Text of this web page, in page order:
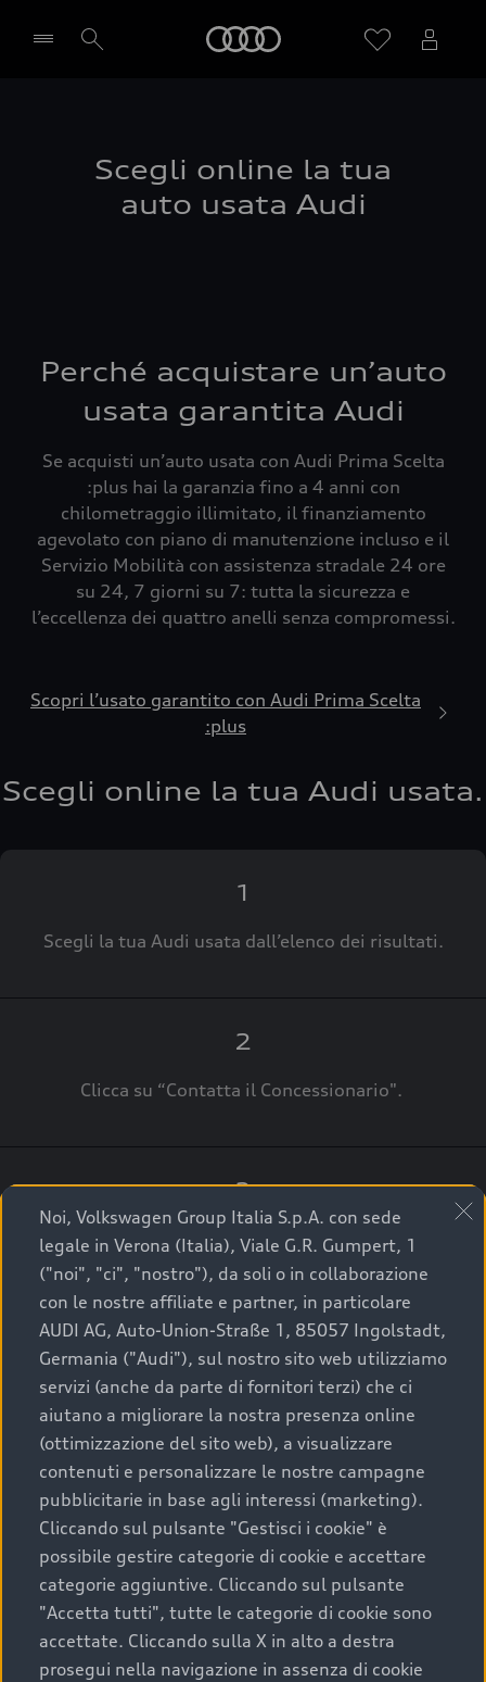
Scegli online la tua
auto usata Audi
Perché acquistare un’auto
usata garantita Audi
Se acquisti un’auto usata con Audi Prima Scelta
:plus hai la garanzia fino a 4 anni con
chilometraggio illimitato, il finanziamento
agevolato con piano di manutenzione incluso e il
Servizio Mobilità con assistenza stradale 24 ore
su 24, 7 giorni su 7: tutta la sicurezza e
l’eccellenza dei quattro anelli senza compromessi.
Scopri l’usato garantito con Audi Prima Scelta
:plus
Scegli online la tua Audi usata.
1
Scegli la tua Audi usata dall’elenco dei risultati.
2
Clicca su “Contatta il Concessionario".
3
A breve verrai ricontattato dal Customer Care
Audi Center o direttamente dal Concessionario
che ti supporterà per finalizzare la tua richiesta.
La qualità di acquistare
un’auto usata Audi
Scegliere un’auto usata è una decisione che coniuga
convenienza, affidabilità e sostenibilità. Per fare un
acquisto sicuro, è essenziale considerare aspetti
determinanti come la garanzia inclusa e l’affidabilità del
marchio. Audi offre l’auto usata perfetta tramite Audi
Prima Scelta :plus
Noi, Volkswagen Group Italia S.p.A. con sede
legale in Verona (Italia), Viale G.R. Gumpert, 1
("noi", "ci", "nostro"), da soli o in collaborazione
con le nostre affiliate e partner, in particolare
AUDI AG, Auto-Union-Straße 1, 85057 Ingolstadt,
Germania ("Audi"), sul nostro sito web utilizziamo
servizi (anche da parte di fornitori terzi) che ci
aiutano a migliorare la nostra presenza online
(ottimizzazione del sito web), a visualizzare
contenuti e personalizzare le nostre campagne
pubblicitarie in base agli interessi (marketing).
Cliccando sul pulsante "Gestisci i cookie" è
possibile gestire categorie di cookie e accettare
categorie aggiuntive. Cliccando sul pulsante
"Accetta tutti", tutte le categorie di cookie sono
accettate. Cliccando sulla X in alto a destra
prosegui nella navigazione in assenza di cookie